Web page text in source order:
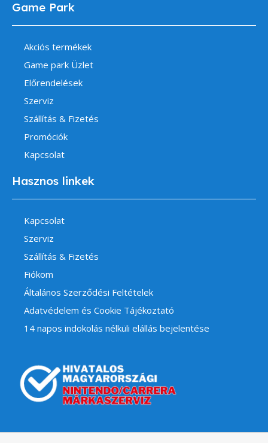
Game Park
Akciós termékek
Game park Üzlet
Előrendelések
Szerviz
Szállítás & Fizetés
Promóciók
Kapcsolat
Hasznos linkek
Kapcsolat
Szerviz
Szállítás & Fizetés
Fiókom
Általános Szerződési Feltételek
Adatvédelem és Cookie Tájékoztató
14 napos indokolás nélküli elállás bejelentése